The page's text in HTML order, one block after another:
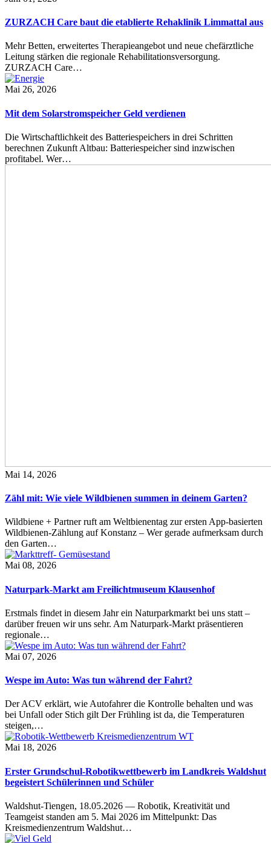
ZURZACH Care baut die etablierte Rehaklinik Limmattal aus
Mehr Betten, erweitertes Therapieangebot und neue chefärztliche
Leitung stärken die regionale Rehabilitationsversorgung.
ZURZACH Care…
Mai 26, 2026
Mit dem Solarstromspeicher Geld verdienen
Die Wirtschaftlichkeit des Batteriespeichers in drei Schritten
berechnen Zukunft Altbau: Batteriespeicher sind inzwischen
profitabel. Wer…
Mai 14, 2026
Zähl mit: Wie viele Wildbienen summen in deinem Garten?
Wildbiene + Partner ruft am Weltbienentag zur ersten App-basierten
Wildbienen-Zählung auf Konstanz – Wer gerade aufmerksam durch
den Garten…
Mai 08, 2026
Naturpark-Markt am Freilichtmuseum Klausenhof
Erstmals findet in diesem Jahr ein Naturparkmarkt bei uns statt –
darüber freuen wir uns sehr. Am Naturpark-Markt präsentieren
regionale…
Mai 07, 2026
Wespe im Auto: Was tun während der Fahrt?
Der ACV erklärt, wie Autofahrer die Kontrolle behalten und was
bei Unfall oder Stich gilt Der Frühling ist da, die Temperaturen
steigen,…
Mai 18, 2026
Erster Grundschul-Robotikwettbewerb im Landkreis Waldshut
begeistert Schülerinnen und Schüler
Waldshut-Tiengen, 18.05.2026 — Robotik, Kreativität und
Teamgeist standen am 5. Mai 2026 im Mittelpunkt: Das
Kreismedienzentrum Waldshut…